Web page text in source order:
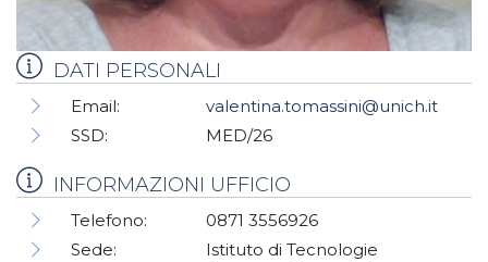
DATI PERSONALI
Email:
valentina.tomassini@unich.it
SSD:
MED/26
INFORMAZIONI UFFICIO
Telefono:
0871 3556926
Sede:
Istituto di Tecnologie